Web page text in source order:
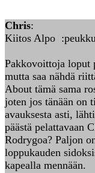
Chris:
Kiitos Alpo
Pakkovoittoja loput
mutta saa nähdä
About tämä sama
joten jos tänään on
avauksesta asti,
päästä pelattavaan
Rodrygoa? Paljon
loppukauden
kapealla mennään.